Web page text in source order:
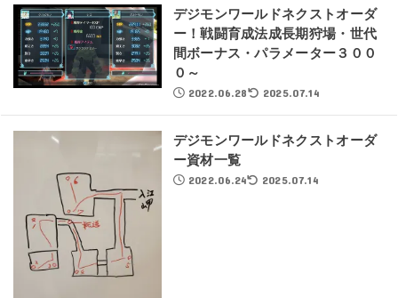
デジモンワールドネクストオーダ
ー！戦闘育成法成長期狩場・世代
間ボーナス・パラメーター３００
０～
2022.06.28 2025.07.14
デジモンワールドネクストオーダ
ー資材一覧
2022.06.24 2025.07.14